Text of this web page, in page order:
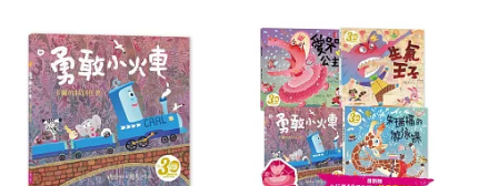
電子書(9) 有聲書(3)
展開
作者 (可複選)